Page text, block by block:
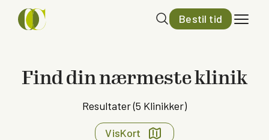
Bestil tid
Find din nærmeste klinik
Resultater (5 Klinikker)
VisKort